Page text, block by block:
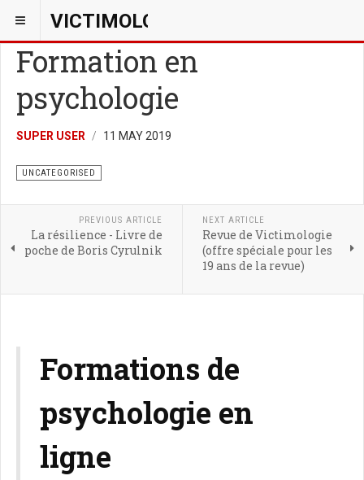
VICTIMOLOGIEPSY
Formation en
psychologie
SUPER USER 11 MAY 2019
UNCATEGORISED
PREVIOUS ARTICLE
La résilience - Livre de
poche de Boris Cyrulnik
NEXT ARTICLE
Revue de Victimologie
(offre spéciale pour les
19 ans de la revue)
Formations de
psychologie en
ligne